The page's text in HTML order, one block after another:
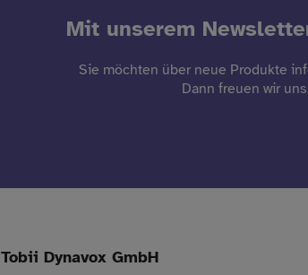
Mit unserem
Sie möchten über neue Produkte
Dann freuen wir
Tobii Dynavox GmbH